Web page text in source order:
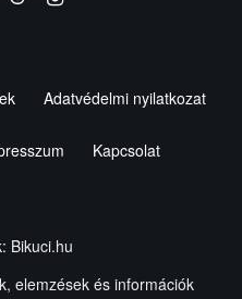
Adatvédelmi nyilatkozat
Kapcsolat
Bikuci.hu
elemzések és információk